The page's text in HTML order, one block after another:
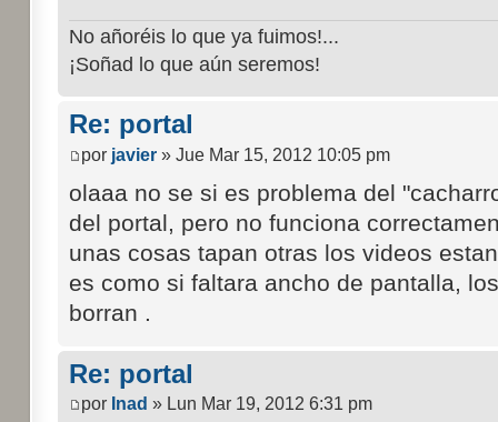
No añoréis lo que ya fuimos!...
¡Soñad lo que aún seremos!
Re: portal
por javier» Jue Mar 15, 2012 10:05 pm
olaaa no se si es problema del
del portal, pero no funciona
unas cosas tapan otras los videos
es como si faltara ancho de pantalla,
borran .
Re: portal
por Inad » Lun Mar 19, 2012 6:31 pm